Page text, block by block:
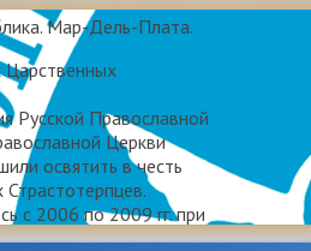
Мар-Дель-Плата.
Царственных
Русской Православной
Церкви
освятить в честь
с 2006 по 2009 гг. при
(Удовенко).